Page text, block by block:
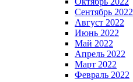
Сентябрь 2022
Август 2022
Июнь 2022
Май 2022
Апрель 2022
Март 2022
Февраль 2022